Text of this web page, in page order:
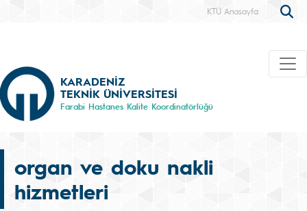
KTÜ Anasayfa
KARADENİZ
TEKNİK ÜNİVERSİTESİ
Farabi Hastanes Kalite Koordinatörlüğü
organ ve doku nakli
hizmetleri